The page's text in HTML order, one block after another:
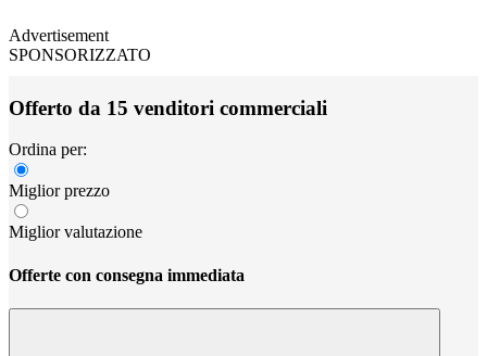
Advertisement
SPONSORIZZATO
Offerto da 15 venditori commerciali
Ordina per:
Miglior prezzo
Miglior valutazione
Offerte con consegna immediata